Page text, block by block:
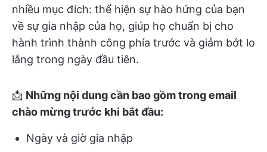
nhiều mục đích: thể hiện sự hào hứng của bạn
về sự gia nhập của họ, giúp họ chuẩn bị cho
hành trình thành công phía trước và giảm bớt lo
lắng trong ngày đầu tiên.
📩 Những nội dung cần bao gồm trong email
chào mừng trước khi bắt đầu:
Ngày và giờ gia nhập